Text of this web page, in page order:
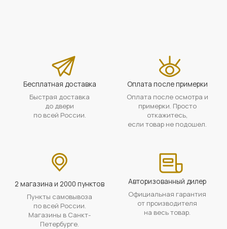
Бесплатная доставка
Быстрая доставка
до двери
по всей России.
Оплата после примерки
Оплата после осмотра и
примерки. Просто
откажитесь,
если товар не подошел.
2 магазина и 2000 пунктов
Пункты самовывоза
по всей России.
Магазины в Санкт-
Петербурге.
Авторизованный дилер
Официальная гарантия
от производителя
на весь товар.